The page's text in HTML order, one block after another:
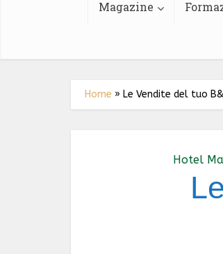
Magazine
Home » Le Vendite del tuo
Hotel